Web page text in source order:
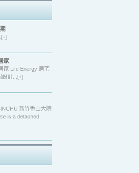
家
家 Life Energy 居宅
設計...[+]
新竹香山大院
is a detached